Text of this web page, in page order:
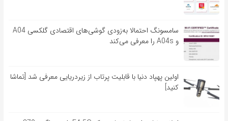
سامسونگ احتمالا به‌زودی گوشی‌های اقتصادی گلکسی A04
و A04s را معرفی می‌کند
اولین پهپاد دنیا با قابلیت پرتاب از زیردریایی معرفی شد [تماشا
کنید]